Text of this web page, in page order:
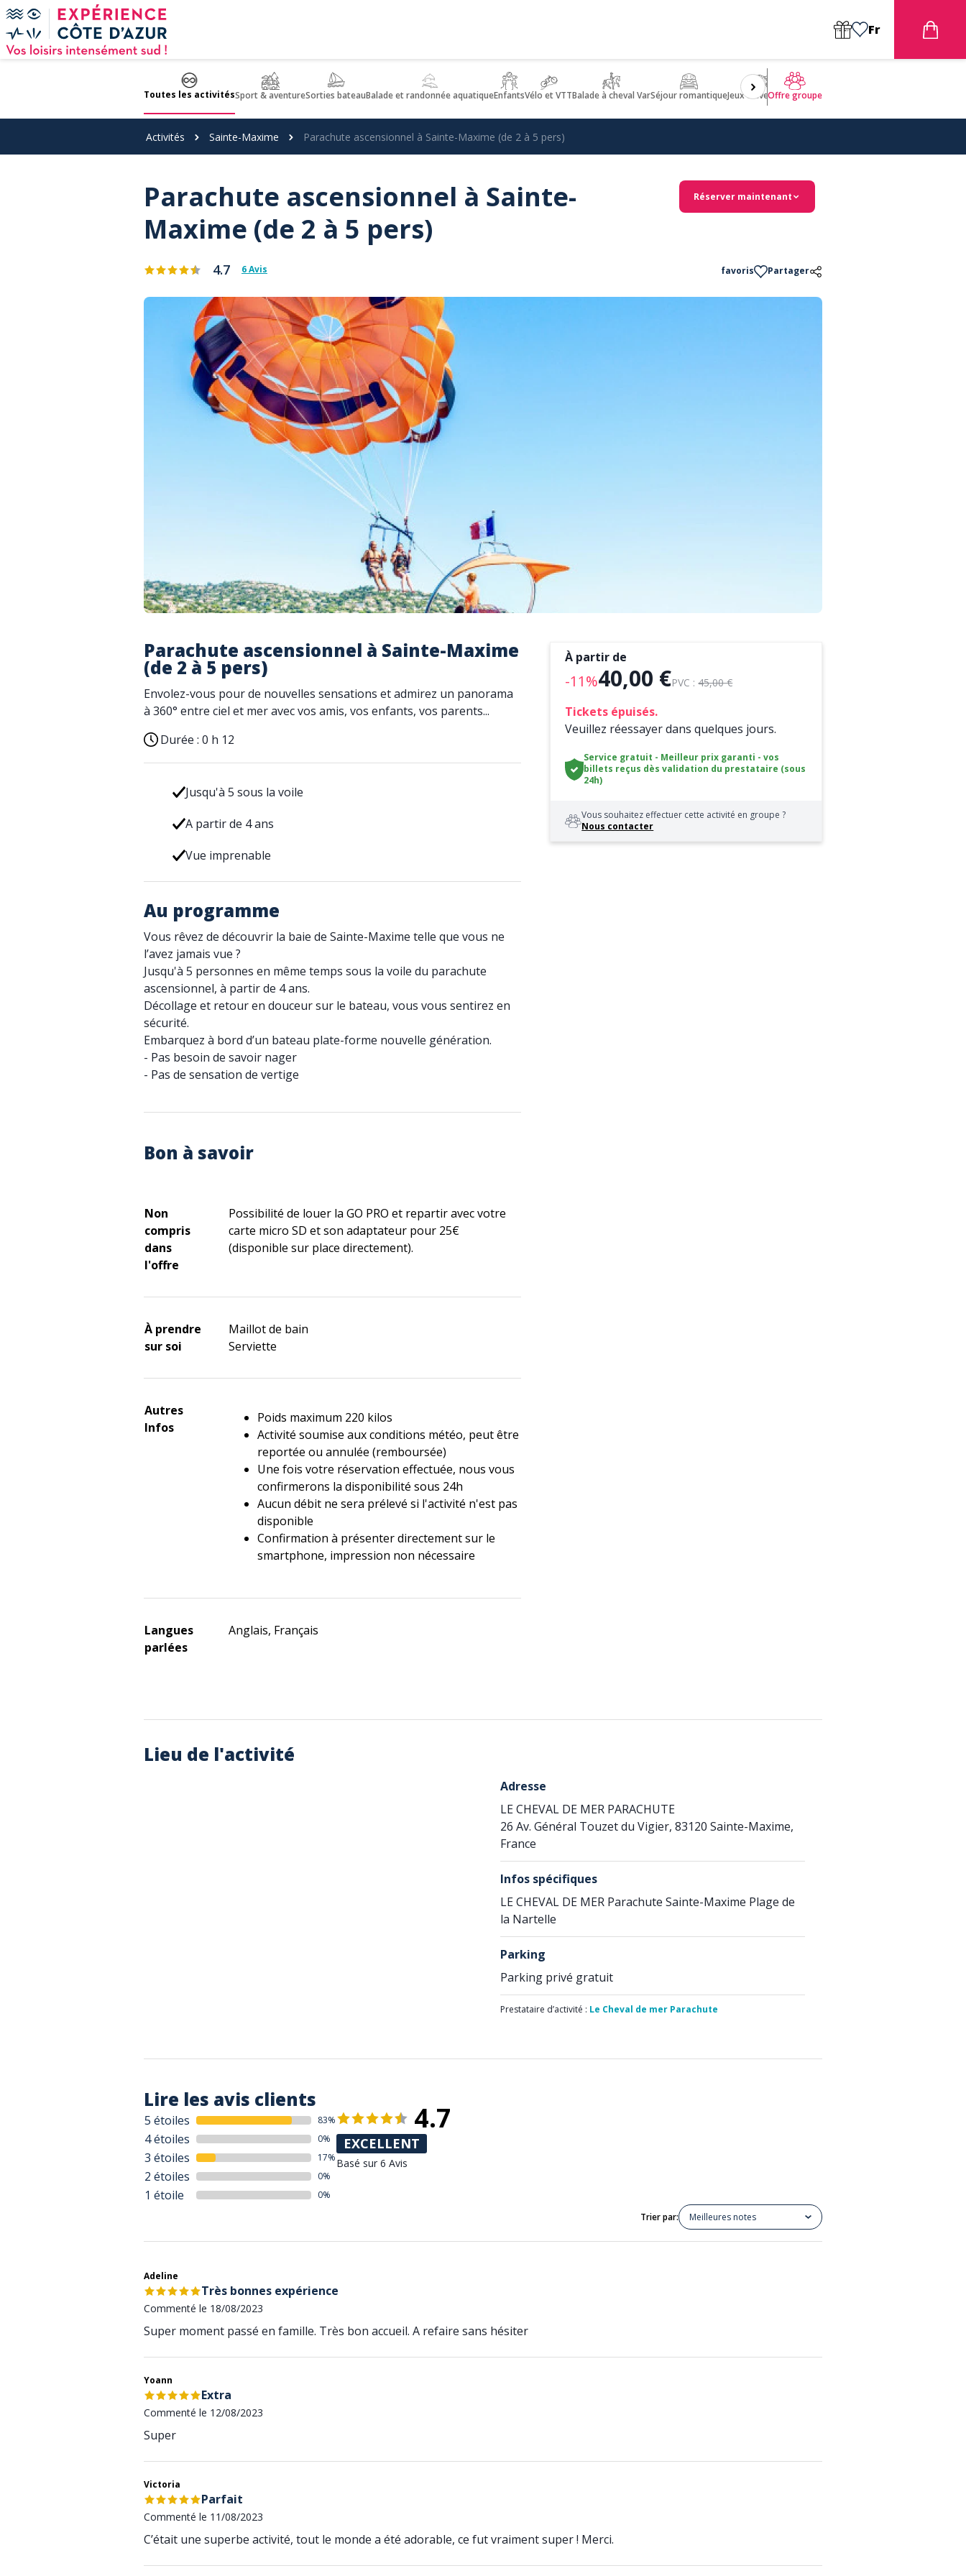
Panneau de gestion des cookies
Fr
Toutes les activitésSport & aventureSorties bateauBalade et randonnée aquatiqueEnfantsVélo et VTTBalade à cheval VarSéjour romantiqueJeux d'aventuresBien être
Offre groupe
Activités Sainte-Maxime Parachute ascensionnel à Sainte-Maxime (de 2 à 5 pers)
Parachute ascensionnel à Sainte-
Maxime (de 2 à 5 pers)
Réserver maintenant
4.7 6 Avis favoris Partager
Parachute ascensionnel à Sainte-Maxime
(de 2 à 5 pers)
Envolez-vous pour de nouvelles sensations et admirez un panorama
à 360° entre ciel et mer avec vos amis, vos enfants, vos parents...
Durée : 0 h 12
Jusqu'à 5 sous la voile
A partir de 4 ans
Vue imprenable
Au programme
Vous rêvez de découvrir la baie de Sainte-Maxime telle que vous ne
l’avez jamais vue ?
Jusqu'à 5 personnes en même temps sous la voile du parachute
ascensionnel, à partir de 4 ans.
Décollage et retour en douceur sur le bateau, vous vous sentirez en
sécurité.
Embarquez à bord d’un bateau plate-forme nouvelle génération.
- Pas besoin de savoir nager
- Pas de sensation de vertige
Bon à savoir
Non
compris
dans
l'offre
Possibilité de louer la GO PRO et repartir avec votre
carte micro SD et son adaptateur pour 25€
(disponible sur place directement).
À prendre
sur soi
Maillot de bain
Serviette
Autres
Infos
Poids maximum 220 kilos
Activité soumise aux conditions météo, peut être
reportée ou annulée (remboursée)
Une fois votre réservation effectuée, nous vous
confirmerons la disponibilité sous 24h
Aucun débit ne sera prélevé si l'activité n'est pas
disponible
Confirmation à présenter directement sur le
smartphone, impression non nécessaire
Langues
parlées
Anglais, Français
À partir de
-11%40,00 €PVC :45,00 €
Tickets épuisés.
Veuillez réessayer dans quelques jours.
Service gratuit - Meilleur prix garanti - vos
billets reçus dès validation du prestataire (sous
24h)
Vous souhaitez effectuer cette activité en groupe ?
Nous contacter
Lieu de l'activité
Adresse
LE CHEVAL DE MER PARACHUTE
26 Av. Général Touzet du Vigier, 83120 Sainte-Maxime,
France
Infos spécifiques
LE CHEVAL DE MER Parachute Sainte-Maxime Plage de
la Nartelle
Parking
Parking privé gratuit
Prestataire d’activité : Le Cheval de mer Parachute
Lire les avis clients
5 étoiles 83%
4 étoiles 0%
3 étoiles 17%
2 étoiles 0%
1 étoile 0%
4.7
EXCELLENT
Basé sur 6 Avis
Trier par: Meilleures notes
Adeline
Très bonnes expérience
Commenté le 18/08/2023
Super moment passé en famille. Très bon accueil. A refaire sans hésiter
Yoann
Extra
Commenté le 12/08/2023
Super
Victoria
Parfait
Commenté le 11/08/2023
C’était une superbe activité, tout le monde a été adorable, ce fut vraiment super ! Merci.